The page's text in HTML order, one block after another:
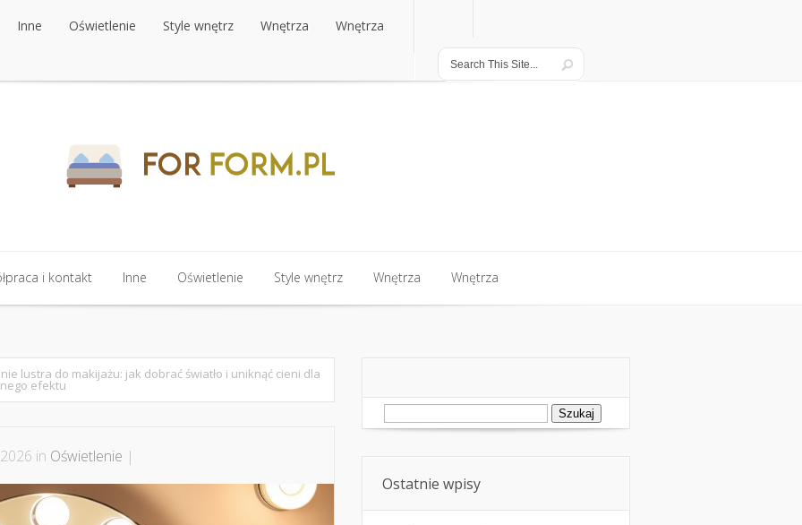
Inne
Inne
Oświetlenie
Oświetlenie
Style wnętrz
Style wnętrz
Wnętrza
Wnętrza
Wnętrza
Wnętrza
i kontakt Inne Oświetlenie Style wnętrz Wnętrza Wnętrza
lustra do makijażu: jak dobrać światło i uniknąć cieni dla
efektu
in Oświetlenie |
Szukaj:
Ostatnie wpisy